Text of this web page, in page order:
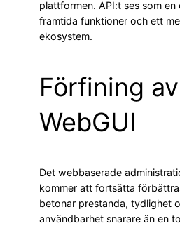
plattformen. API:t ses som
framtida funktioner och ett
ekosystem.
Förfining av
WebGUI
Det webbaserade
kommer att fortsätta
betonar prestanda, tydlighet
användbarhet snarare än en